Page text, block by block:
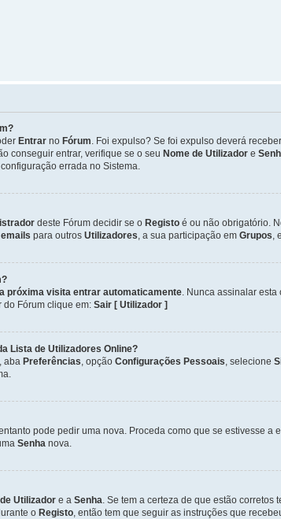
Entrar no Fórum. Foi expulso? Se foi expulso deverá
conseguir entrar, verifique se o seu Nome de Utilizador e
errada no Sistema.
deste Fórum decidir se o Registo é ou não obrigatório.
emails para outros Utilizadores, a sua participação em Grupos,
próxima visita entrar automaticamente. Nunca assinalar
do Fórum clique em: Sair [ Utilizador ]
Lista de Utilizadores Online?
, aba Preferências, opção Configurações Pessoais, selecione
pode pedir uma nova. Proceda como que se estivesse a
Senha nova.
Utilizador e a Senha. Se tem a certeza de que estão corretos
o Registo, então tem que seguir as instruções que